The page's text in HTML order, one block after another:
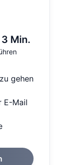
Min.
gehen
E-Mail